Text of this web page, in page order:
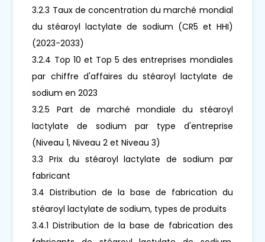
3.2.3 Taux de concentration du marché mondial
du stéaroyl lactylate de sodium (CR5 et HHI)
(2023-2033)
3.2.4 Top 10 et Top 5 des entreprises mondiales
par chiffre d'affaires du stéaroyl lactylate de
sodium en 2023
3.2.5 Part de marché mondiale du stéaroyl
lactylate de sodium par type d'entreprise
(Niveau 1, Niveau 2 et Niveau 3)
3.3 Prix du stéaroyl lactylate de sodium par
fabricant
3.4 Distribution de la base de fabrication du
stéaroyl lactylate de sodium, types de produits
3.4.1 Distribution de la base de fabrication des